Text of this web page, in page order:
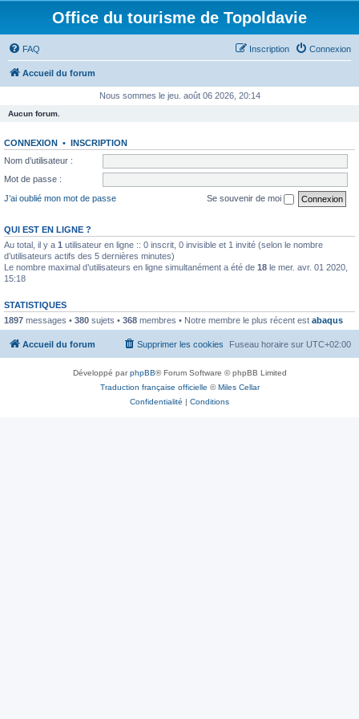
Office du tourisme de Topoldavie
FAQ Connexion
Inscription
Accueil du forum
Nous sommes le jeu. août 06 2026, 20:14
Aucun forum.
CONNEXION • INSCRIPTION
Nom d’utilisateur :
Mot de passe :
J’ai oublié mon mot de passe
Se souvenir de moi
QUI EST EN LIGNE ?
Au total, il y a 1 utilisateur en ligne :: 0 inscrit, 0 invisible et 1 invité (selon le nombre
d’utilisateurs actifs des 5 dernières minutes)
Le nombre maximal d’utilisateurs en ligne simultanément a été de 18 le mer. avr. 01 2020,
15:18
STATISTIQUES
1897 messages • 380 sujets • 368 membres • Notre membre le plus récent est abaqus
Accueil du forum Fuseau horaire sur UTC+02:00
Supprimer les cookies
Développé parphpBB® Forum Software © phpBB Limited
Traduction française officielle ©Miles Cellar
Confidentialité | Conditions